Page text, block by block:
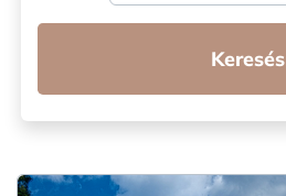
Keresés